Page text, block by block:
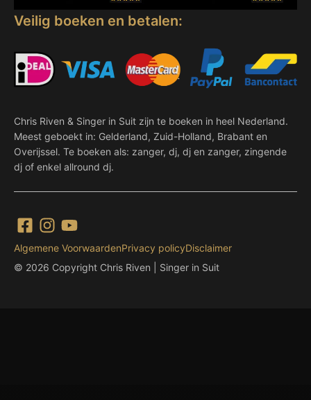
Veilig boeken en betalen:
Chris Riven & Singer in Suit zijn te boeken in heel Nederland.
Meest geboekt in: Gelderland, Zuid-Holland, Brabant en
Overijssel. Te boeken als: zanger, dj, dj en zanger, zingende
dj of enkel allround dj.
© 2026 Copyright Chris Riven | Singer in Suit
Algemene VoorwaardenPrivacy policyDisclaimer